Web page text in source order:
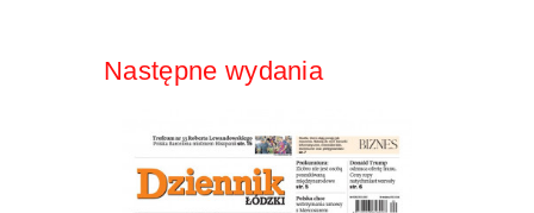
Następne wydania